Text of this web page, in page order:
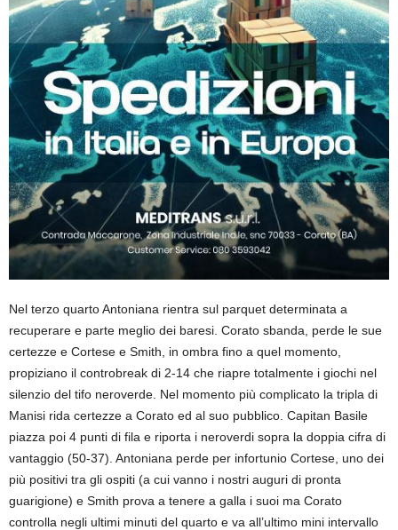
Nel terzo quarto Antoniana rientra sul parquet determinata a
recuperare e parte meglio dei baresi. Corato sbanda, perde le sue
certezze e Cortese e Smith, in ombra fino a quel momento,
propiziano il controbreak di 2-14 che riapre totalmente i giochi nel
silenzio del tifo neroverde. Nel momento più complicato la tripla di
Manisi rida certezze a Corato ed al suo pubblico. Capitan Basile
piazza poi 4 punti di fila e riporta i neroverdi sopra la doppia cifra di
vantaggio (50-37). Antoniana perde per infortunio Cortese, uno dei
più positivi tra gli ospiti (a cui vanno i nostri auguri di pronta
guarigione) e Smith prova a tenere a galla i suoi ma Corato
controlla negli ultimi minuti del quarto e va all’ultimo mini intervallo